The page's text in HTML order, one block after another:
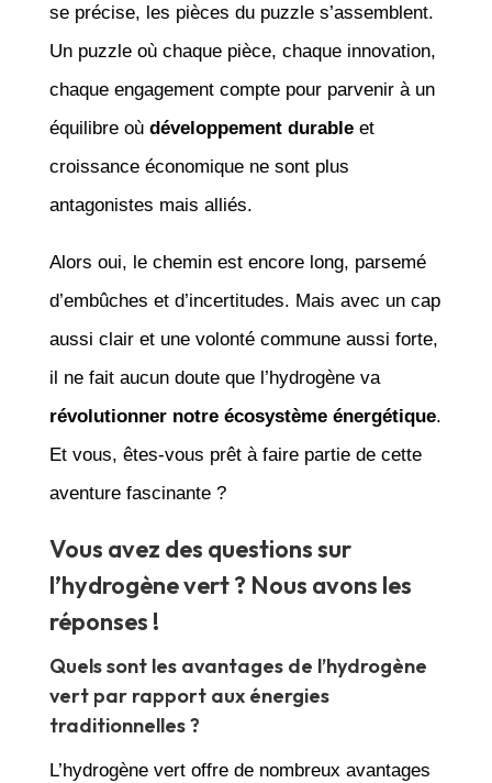
se précise, les pièces du puzzle s’assemblent.
Un puzzle où chaque pièce, chaque innovation,
chaque engagement compte pour parvenir à un
équilibre où développement durableet
croissance économique ne sont plus
antagonistes mais alliés.
Alors oui, le chemin est encore long, parsemé
d’embûches et d’incertitudes. Mais avec un cap
aussi clair et une volonté commune aussi forte,
il ne fait aucun doute que l’hydrogène va
révolutionner notre écosystème énergétique.
Et vous, êtes-vous prêt à faire partie de cette
aventure fascinante ?
Vous avez des questions sur
l’hydrogène vert ? Nous avons les
réponses !
Quels sont les avantages de l’hydrogène
vert par rapport aux énergies
traditionnelles ?
L’hydrogène vert offre de nombreux avantages